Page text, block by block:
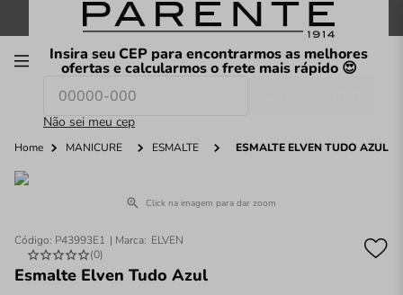
FRETE GRÁTIS nas compras a partir de R$199
Insira seu CEP para encontrarmos as melhores
ofertas e calcularmos o frete mais rápido 😍
Não sei meu cep
O que você procura hoje?
Home MANICURE ESMALTE ESMALTE ELVEN TUDO AZUL
Click na imagem para dar zoom
Código: P43993E1
ELVEN
(0)
Esmalte Elven Tudo Azul